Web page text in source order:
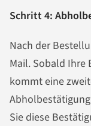
Schritt 4:
Nach der
Mail. Sobald
kommt eine
Sie diese